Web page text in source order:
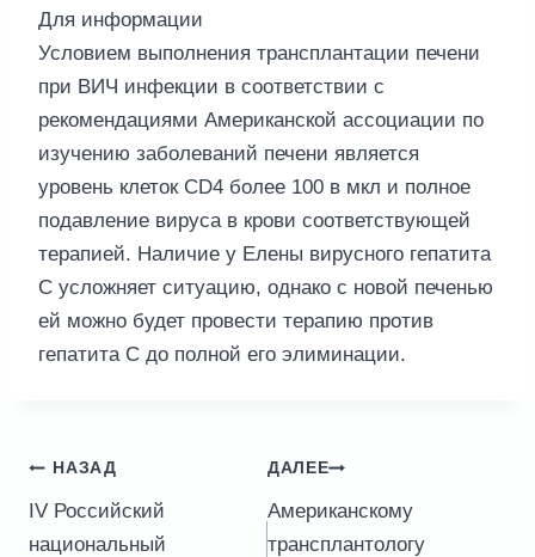
Для информации
Условием выполнения трансплантации печени
при ВИЧ инфекции в соответствии с
рекомендациями Американской ассоциации по
изучению заболеваний печени является
уровень клеток CD4 более 100 в мкл и полное
подавление вируса в крови соответствующей
терапией. Наличие у Елены вирусного гепатита
С усложняет ситуацию, однако с новой печенью
ей можно будет провести терапию против
гепатита С до полной его элиминации.
Навигация
по
записям
НАЗАД
IV Российский
национальный
ДАЛЕЕ
Американскому
трансплантологу